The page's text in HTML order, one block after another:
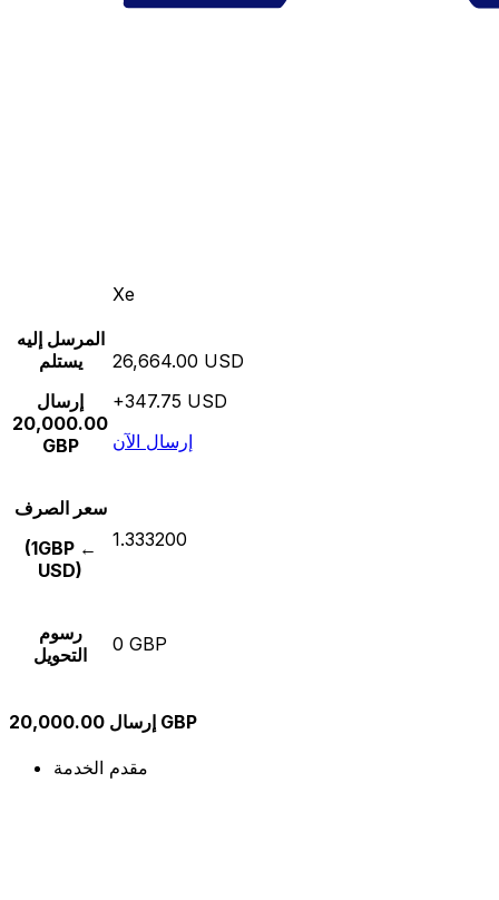
Xe
المرسل إليه
يستلم
إرسال
20,000.00
GBP
26,664.00 USD
+347.75 USD
إرسال الآن
سعر الصرف
(1GBP ←
USD)
1.333200
رسوم
التحويل
0 GBP
إرسال 20,000.00 GBP
مقدم الخدمة